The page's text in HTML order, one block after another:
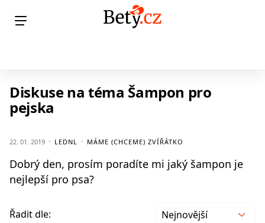
Diskuse na téma Šampon pro
pejska
22. 01. 2019 LEDNL MÁME (CHCEME) ZVÍŘÁTKO
Dobrý den, prosím poradíte mi jaký šampon je
nejlepší pro psa?
Řadit dle: Nejnovější